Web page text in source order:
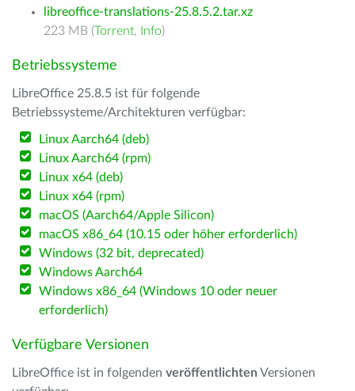
libreoffice-translations-25.8.5.2.tar.xz
223 MB (Torrent, Info)
Betriebssysteme
LibreOffice 25.8.5 ist für folgende
Betriebssysteme/Architekturen verfügbar:
Linux Aarch64 (deb)
Linux Aarch64 (rpm)
Linux x64 (deb)
Linux x64 (rpm)
macOS (Aarch64/Apple Silicon)
macOS x86_64 (10.15 oder höher erforderlich)
Windows (32 bit, deprecated)
Windows Aarch64
Windows x86_64 (Windows 10 oder neuer
erforderlich)
Verfügbare Versionen
LibreOffice ist in folgenden veröffentlichten Versionen